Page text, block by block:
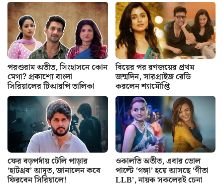
পরশুরাম অতীত, সিংহাসনে কোন
মেগা? প্রকাশ্যে বাংলা
সিরিয়ালের টিআরপি তালিকা
বিয়ের পর রণজয়ের প্রথম
জন্মদিন, সারপ্রাইজ রেডি
করলেন শ্যামৌপ্তি
ফের বড়পর্দায় টেলি পাড়ার
‘হাটথ্রব’ আদৃত, জানালেন কবে
ফিরবেন সিরিয়ালে!
ওকালতি অতীত, এবার ভোল
পাল্টে ‘গঙ্গা’ হয়ে আসছে ‘গীতা
LLB’, নায়ক সকলেরই চেনা